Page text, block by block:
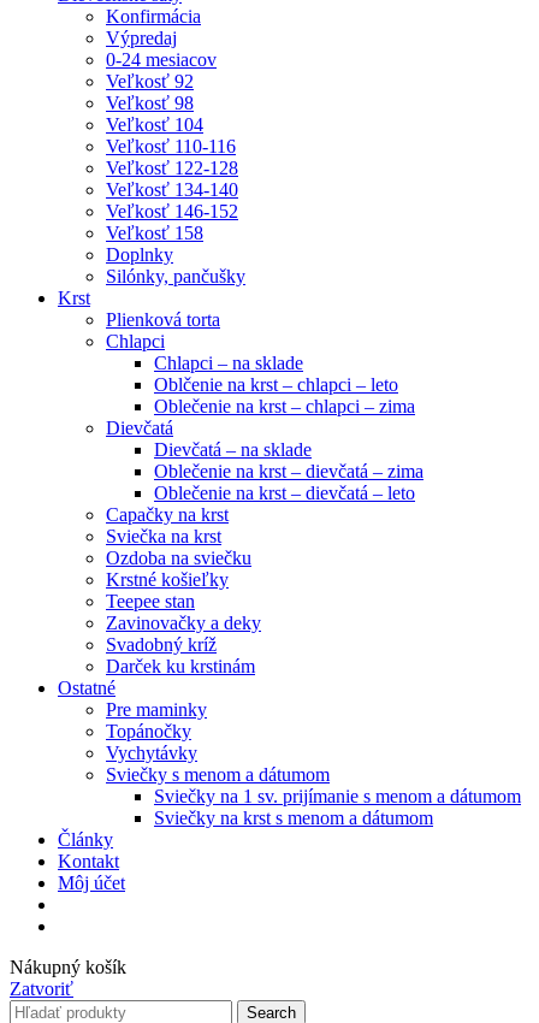
Konfirmácia
Výpredaj
0-24 mesiacov
Veľkosť 92
Veľkosť 98
Veľkosť 104
Veľkosť 110-116
Veľkosť 122-128
Veľkosť 134-140
Veľkosť 146-152
Veľkosť 158
Doplnky
Silónky, pančušky
Krst
Plienková torta
Chlapci
Chlapci – na sklade
Oblčenie na krst – chlapci – leto
Oblečenie na krst – chlapci – zima
Dievčatá
Dievčatá – na sklade
Oblečenie na krst – dievčatá – zima
Oblečenie na krst – dievčatá – leto
Capačky na krst
Sviečka na krst
Ozdoba na sviečku
Krstné košieľky
Teepee stan
Zavinovačky a deky
Svadobný kríž
Darček ku krstinám
Ostatné
Pre maminky
Topánočky
Vychytávky
Sviečky s menom a dátumom
Sviečky na 1 sv. prijímanie s menom a dátumom
Sviečky na krst s menom a dátumom
Články
Kontakt
Môj účet
Nákupný košík
Zatvoriť
Search